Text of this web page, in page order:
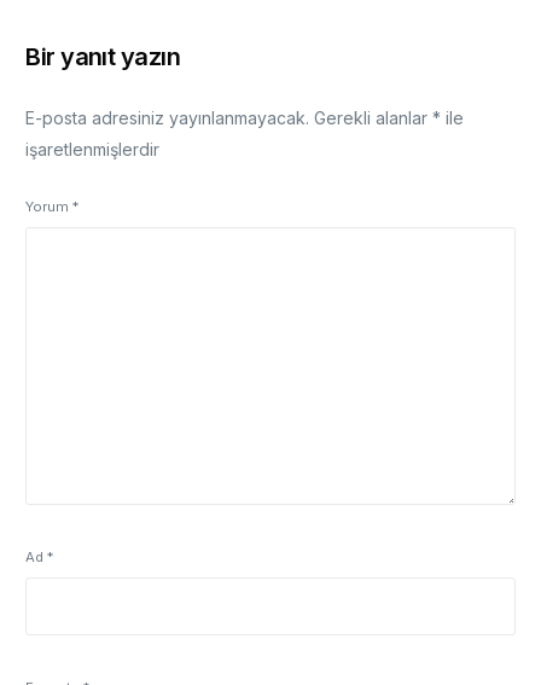
Bir yanıt yazın
E-posta adresiniz yayınlanmayacak. Gerekli alanlar* ile
işaretlenmişlerdir
Yorum*
Ad*